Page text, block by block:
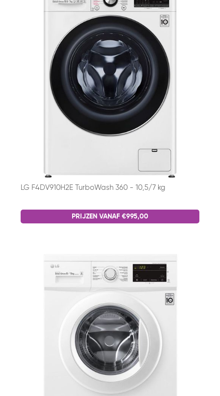
LG F4DV910H2E TurboWash 360 - 10,5/7 kg
PRIJZEN VANAF €995,00